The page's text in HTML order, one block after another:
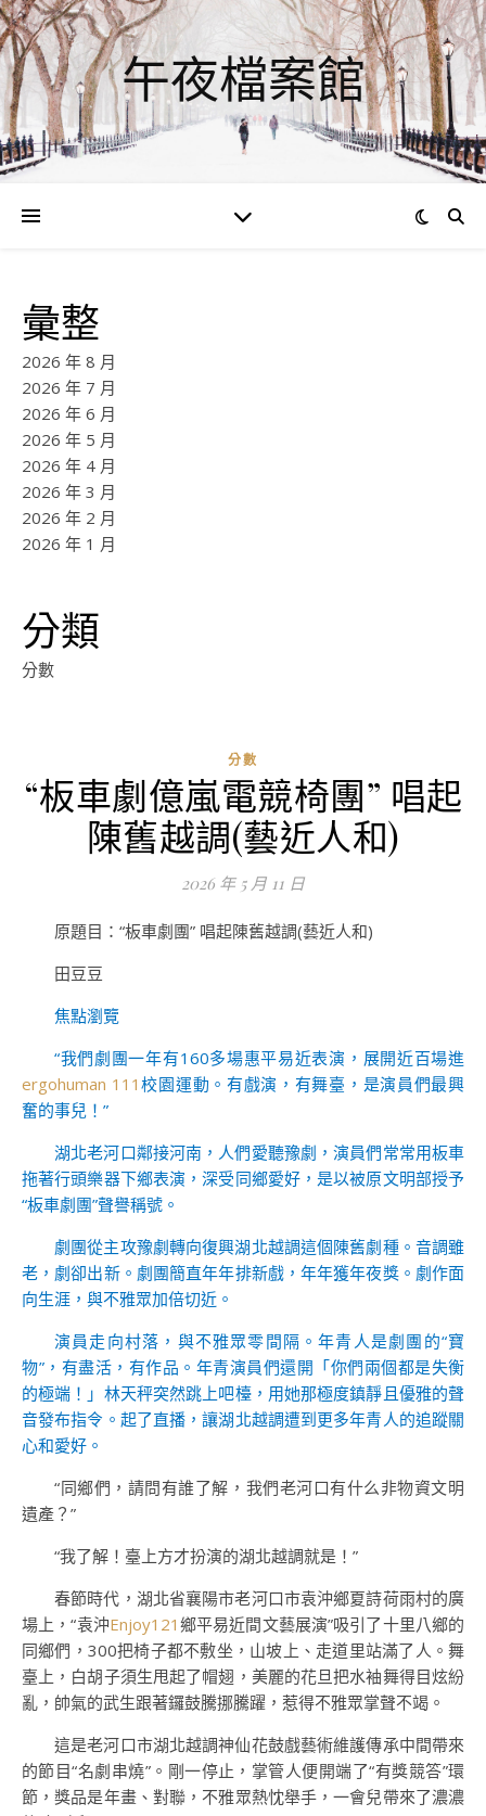
午夜檔案館
彙整
2026 年 8 月
2026 年 7 月
2026 年 6 月
2026 年 5 月
2026 年 4 月
2026 年 3 月
2026 年 2 月
2026 年 1 月
分類
分數
分數
“板車劇億嵐電競椅團” 唱起
陳舊越調(藝近人和)
2026 年 5 月 11 日
原題目：“板車劇團” 唱起陳舊越調(藝近人和)
田豆豆
焦點瀏覽
“我們劇團一年有160多場惠平易近表演，展開近百場進
ergohuman 111 校園運動。有戲演，有舞臺，是演員們最興
奮的事兒！”
湖北老河口鄰接河南，人們愛聽豫劇，演員們常常用板車
拖著行頭樂器下鄉表演，深受同鄉愛好，是以被原文明部授予
“板車劇團”聲譽稱號。
劇團從主攻豫劇轉向復興湖北越調這個陳舊劇種。音調雖
老，劇卻出新。劇團簡直年年排新戲，年年獲年夜獎。劇作面
向生涯，與不雅眾加倍切近。
演員走向村落，與不雅眾零間隔。年青人是劇團的“寶
物”，有盡活，有作品。年青演員們還開「你們兩個都是失衡
的極端！」林天秤突然跳上吧檯，用她那極度鎮靜且優雅的聲
音發布指令。起了直播，讓湖北越調遭到更多年青人的追蹤關
心和愛好。
“同鄉們，請問有誰了解，我們老河口有什么非物資文明
遺產？”
“我了解！臺上方才扮演的湖北越調就是！”
春節時代，湖北省襄陽市老河口市袁沖鄉夏詩荷雨村的廣
場上，“袁沖Enjoy121 鄉平易近間文藝展演”吸引了十里八鄉的
同鄉們，300把椅子都不敷坐，山坡上、走道里站滿了人。舞
臺上，白胡子須生甩起了帽翅，美麗的花旦把水袖舞得目炫紛
亂，帥氣的武生跟著鑼鼓騰挪騰躍，惹得不雅眾掌聲不竭。
這是老河口市湖北越調神仙花鼓戲藝術維護傳承中間帶來
的節目“名劇串燒”。剛一停止，掌管人便開端了“有獎競答”環
節，獎品是年畫、對聯，不雅眾熱忱舉手，一會兒帶來了濃濃